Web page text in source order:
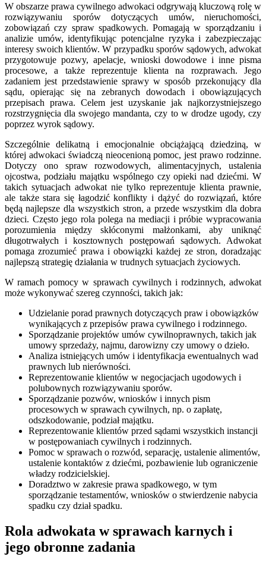
W obszarze prawa cywilnego adwokaci odgrywają kluczową rolę w
rozwiązywaniu sporów dotyczących umów, nieruchomości,
zobowiązań czy spraw spadkowych. Pomagają w sporządzaniu i
analizie umów, identyfikując potencjalne ryzyka i zabezpieczając
interesy swoich klientów. W przypadku sporów sądowych, adwokat
przygotowuje pozwy, apelacje, wnioski dowodowe i inne pisma
procesowe, a także reprezentuje klienta na rozprawach. Jego
zadaniem jest przedstawienie sprawy w sposób przekonujący dla
sądu, opierając się na zebranych dowodach i obowiązujących
przepisach prawa. Celem jest uzyskanie jak najkorzystniejszego
rozstrzygnięcia dla swojego mandanta, czy to w drodze ugody, czy
poprzez wyrok sądowy.
Szczególnie delikatną i emocjonalnie obciążającą dziedziną, w
której adwokaci świadczą nieocenioną pomoc, jest prawo rodzinne.
Dotyczy ono spraw rozwodowych, alimentacyjnych, ustalenia
ojcostwa, podziału majątku wspólnego czy opieki nad dziećmi. W
takich sytuacjach adwokat nie tylko reprezentuje klienta prawnie,
ale także stara się łagodzić konflikty i dążyć do rozwiązań, które
będą najlepsze dla wszystkich stron, a przede wszystkim dla dobra
dzieci. Często jego rola polega na mediacji i próbie wypracowania
porozumienia między skłóconymi małżonkami, aby uniknąć
długotrwałych i kosztownych postępowań sądowych. Adwokat
pomaga zrozumieć prawa i obowiązki każdej ze stron, doradzając
najlepszą strategię działania w trudnych sytuacjach życiowych.
W ramach pomocy w sprawach cywilnych i rodzinnych, adwokat
może wykonywać szereg czynności, takich jak:
Udzielanie porad prawnych dotyczących praw i obowiązków
wynikających z przepisów prawa cywilnego i rodzinnego.
Sporządzanie projektów umów cywilnoprawnych, takich jak
umowy sprzedaży, najmu, darowizny czy umowy o dzieło.
Analiza istniejących umów i identyfikacja ewentualnych wad
prawnych lub nierówności.
Reprezentowanie klientów w negocjacjach ugodowych i
polubownych rozwiązywaniu sporów.
Sporządzanie pozwów, wniosków i innych pism
procesowych w sprawach cywilnych, np. o zapłatę,
odszkodowanie, podział majątku.
Reprezentowanie klientów przed sądami wszystkich instancji
w postępowaniach cywilnych i rodzinnych.
Pomoc w sprawach o rozwód, separację, ustalenie alimentów,
ustalenie kontaktów z dziećmi, pozbawienie lub ograniczenie
władzy rodzicielskiej.
Doradztwo w zakresie prawa spadkowego, w tym
sporządzanie testamentów, wniosków o stwierdzenie nabycia
spadku czy dział spadku.
Rola adwokata w sprawach karnych i
jego obronne zadania